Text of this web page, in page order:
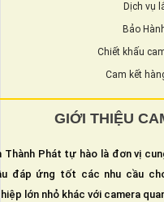
Dịch vụ
Bảo
Chiết khấu
Cam kết
GIỚI THIỆU
Thành Phát tự hào là đơn vị
đáp ứng tốt các nhu cầu
lớn nhỏ khác với camera